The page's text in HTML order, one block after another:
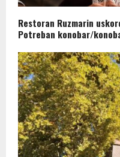
Restoran Ruzmarin
Potreban konobar/